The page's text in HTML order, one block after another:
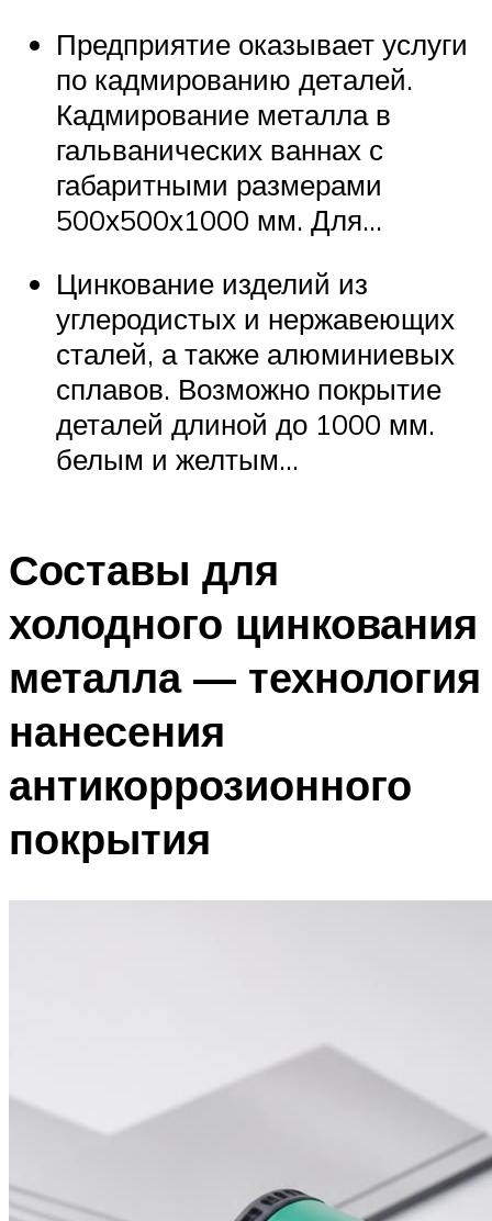
Предприятие оказывает услуги
по кадмированию деталей.
Кадмирование металла в
гальванических ваннах с
габаритными размерами
500х500х1000 мм. Для…
Цинкование изделий из
углеродистых и нержавеющих
сталей, а также алюминиевых
сплавов. Возможно покрытие
деталей длиной до 1000 мм.
белым и желтым…
Составы для
холодного цинкования
металла — технология
нанесения
антикоррозионного
покрытия